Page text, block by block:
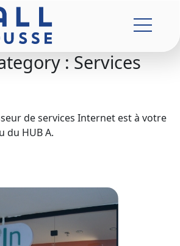
: Services
de services Internet est à votre
du HUB A.